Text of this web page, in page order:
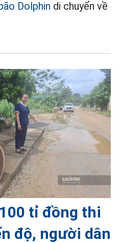
Dolphin di chuyển về
tỉ đồng thi
độ, người dân